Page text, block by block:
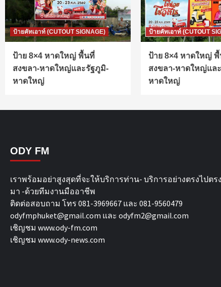
ป้ายคัทเอาท์ (CUTOUT SIGNAGE)
ป้าย 8×4 หาดใหญ่ พื้นที่
สงขลา-หาดใหญ่และรัฐภูมิ-
หาดใหญ่
ป้ายคัทเอาท์ (CUTOUT
ป้าย 8×4 หาดใหญ่
สงขลา-หาดใหญ่แล
หาดใหญ่
ODY FM
เราพร้อมอย่าสูงสุดที่จะให้บริการท่าน- บริการอย่างตรงไปตรง
มา -ด้วยทีมงานมืออาชีพ
ติดต่อสอบถาม โทร 081-3969667 และ 081-9560479
odyfmphuket@gmail.com และ odyfm2@gmail.com
เชิญชม www.ody-fm.com
เชิญชม www.ody-news.com